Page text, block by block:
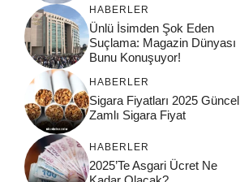
HABERLER
Ünlü İsimden Şok Eden
Suçlama: Magazin Dünyası
Bunu Konuşuyor!
HABERLER
Sigara Fiyatları 2025 Güncel
Zamlı Sigara Fiyat
HABERLER
2025’Te Asgari Ücret Ne